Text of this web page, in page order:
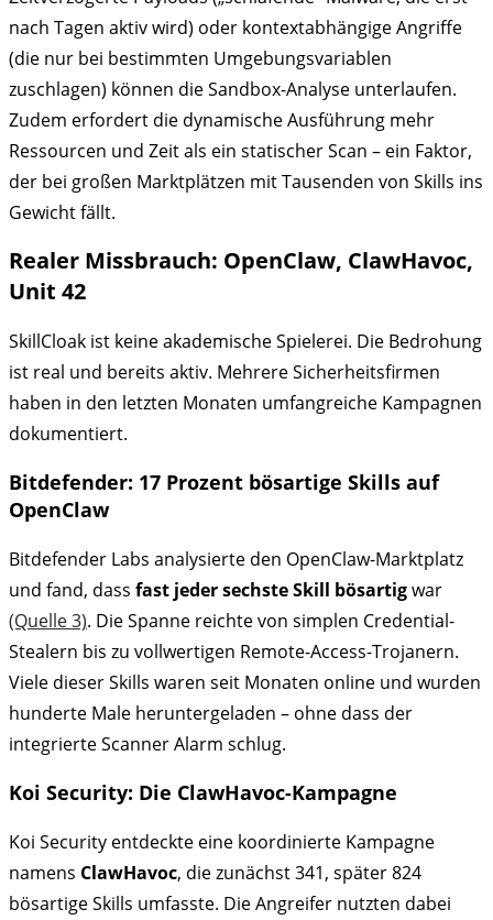
nach Tagen aktiv wird) oder kontextabhängige Angriffe
(die nur bei bestimmten Umgebungsvariablen
zuschlagen) können die Sandbox-Analyse unterlaufen.
Zudem erfordert die dynamische Ausführung mehr
Ressourcen und Zeit als ein statischer Scan – ein Faktor,
der bei großen Marktplätzen mit Tausenden von Skills ins
Gewicht fällt.
Realer Missbrauch: OpenClaw, ClawHavoc,
Unit 42
SkillCloak ist keine akademische Spielerei. Die Bedrohung
ist real und bereits aktiv. Mehrere Sicherheitsfirmen
haben in den letzten Monaten umfangreiche Kampagnen
dokumentiert.
Bitdefender: 17 Prozent bösartige Skills auf
OpenClaw
Bitdefender Labs analysierte den OpenClaw-Marktplatz
und fand, dass fast jeder sechste Skill bösartigwar
(Quelle 3). Die Spanne reichte von simplen Credential-
Stealern bis zu vollwertigen Remote-Access-Trojanern.
Viele dieser Skills waren seit Monaten online und wurden
hunderte Male heruntergeladen – ohne dass der
integrierte Scanner Alarm schlug.
Koi Security: Die ClawHavoc-Kampagne
Koi Security entdeckte eine koordinierte Kampagne
namens ClawHavoc, die zunächst 341, später 824
bösartige Skills umfasste. Die Angreifer nutzten dabei